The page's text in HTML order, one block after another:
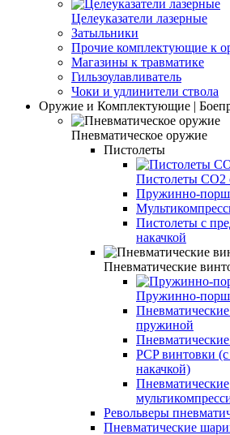
Целеуказатели лазерные
Затыльники
Прочие комплектующие к
Магазины к травматике
Гильзоулавливатель
Чоки и удлинители ствола
Оружие и Комплектующие |
Пневматическое оружие
Пистолеты
Пистолеты CO2
Пружинно-
Пистолеты с
накачкой
Пневматические
Пружинно-
пружиной
PCP винтовки
накачкой)
Пневматические
Револьверы
Пневматические